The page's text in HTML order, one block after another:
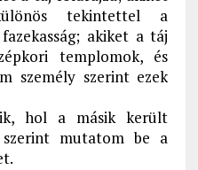
tekintettel a
akiket a táj
templomok, és
személy szerint ezek
hol a másik került
mutatom be a